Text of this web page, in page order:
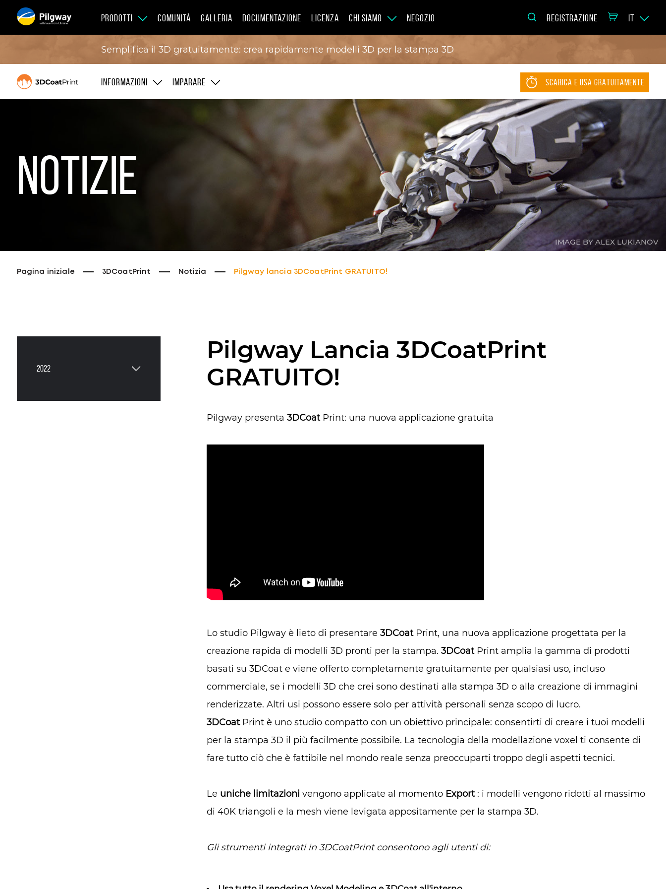
with love from Ukraine
PRODOTTI COMUNITÀ GALLERIA DOCUMENTAZIONE LICENZA CHI SIAMO NEGOZIO REGISTRAZIONE IT
Semplifica il 3D gratuitamente: crea rapidamente modelli 3D per la stampa 3D
INFORMAZIONI IMPARARE SCARICA E USA GRATUITAMENTE
IMAGE BY ALEX LUKIANOV
Notizie
Pagina iniziale 3DCoatPrint Notizia Pilgway lancia 3DCoatPrint GRATUITO!
2022
Pilgway Lancia 3DCoatPrint
GRATUITO!
Pilgway presenta 3DCoatPrint: una nuova applicazione gratuita
Lo studio Pilgway è lieto di presentare 3DCoatPrint, una nuova applicazione progettata per la
creazione rapida di modelli 3D pronti per la stampa. 3DCoatPrint amplia la gamma di prodotti
basati su 3DCoat e viene offerto completamente gratuitamente per qualsiasi uso, incluso
commerciale, se i modelli 3D che crei sono destinati alla stampa 3D o alla creazione di immagini
renderizzate. Altri usi possono essere solo per attività personali senza scopo di lucro.
3DCoatPrint è uno studio compatto con un obiettivo principale: consentirti di creare i tuoi modelli
per la stampa 3D il più facilmente possibile. La tecnologia della modellazione voxel ti consente di
fare tutto ciò che è fattibile nel mondo reale senza preoccuparti troppo degli aspetti tecnici.
Le uniche limitazioni vengono applicate al momento Export: i modelli vengono ridotti al massimo
di 40K triangoli e la mesh viene levigata appositamente per la stampa 3D.
Gli strumenti integrati in 3DCoatPrint consentono agli utenti di: